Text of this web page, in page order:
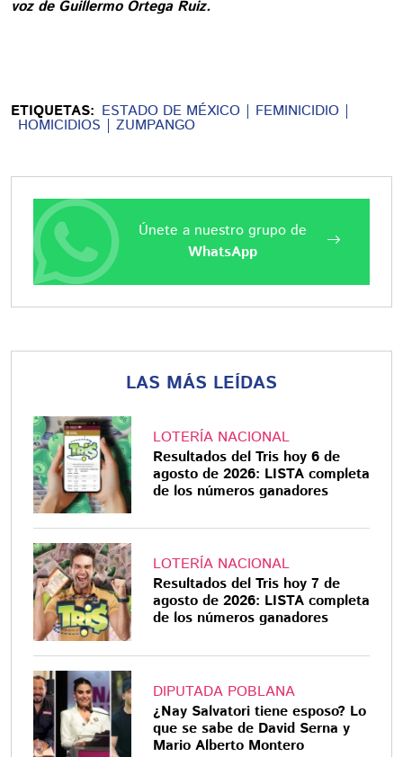
voz de Guillermo Ortega Ruiz.
ETIQUETAS: ESTADO DE MÉXICO FEMINICIDIO
HOMICIDIOS ZUMPANGO
Únete a nuestro grupo de
WhatsApp
LAS MÁS LEÍDAS
LOTERÍA NACIONAL
Resultados del Tris hoy 6 de
agosto de 2026: LISTA completa
de los números ganadores
LOTERÍA NACIONAL
Resultados del Tris hoy 7 de
agosto de 2026: LISTA completa
de los números ganadores
DIPUTADA POBLANA
¿Nay Salvatori tiene esposo? Lo
que se sabe de David Serna y
Mario Alberto Montero